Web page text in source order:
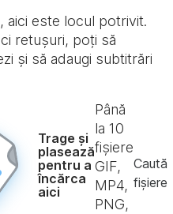
aici este locul potrivit.
retușuri, poți să
și să adaugi subtitrări
Trage și
plasează
pentru a
încărca
aici
Până
la 10
fișiere
GIF,
MP4,
PNG,
Caută
fișiere